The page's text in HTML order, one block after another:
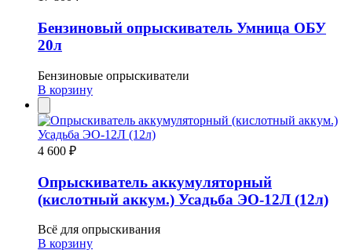
Бензиновый опрыскиватель Умница ОБУ
20л
Бензиновые опрыскиватели
В корзину
4 600 ₽
Опрыскиватель аккумуляторный
(кислотный аккум.) Усадьба ЭО-12Л (12л)
Всё для опрыскивания
В корзину